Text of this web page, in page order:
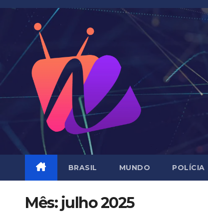
Skip
BRASIL MUNDO POLÍCIA
Mês: julho 2025